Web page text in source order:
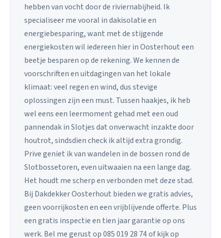
hebben van vocht door de riviernabijheid. Ik
specialiseer me vooral in dakisolatie en
energiebesparing, want met de stijgende
energiekosten wil iedereen hier in Oosterhout een
beetje besparen op de rekening. We kennen de
voorschriften en uitdagingen van het lokale
klimaat: veel regen en wind, dus stevige
oplossingen zijn een must. Tussen haakjes, ik heb
wel eens een leermoment gehad met een oud
pannendak in Slotjes dat onverwacht inzakte door
houtrot, sindsdien check ik altijd extra grondig.
Prive geniet ik van wandelen in de bossen rond de
Slotbossetoren, even uitwaaien na een lange dag.
Het houdt me scherp en verbonden met deze stad.
Bij Dakdekker Oosterhout bieden we gratis advies,
geen voorrijkosten en een vrijblijvende offerte. Plus
een gratis inspectie en tien jaar garantie op ons
werk. Bel me gerust op 085 019 28 74 of kijk op